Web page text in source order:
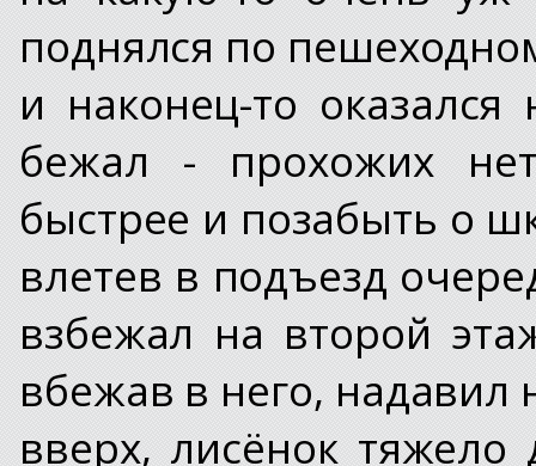
поднялся по
и наконец-то
бежал - прохожих
быстрее и позабыть о
влетев в подъезд
взбежал на второй
вбежав в него, надавил
вверх, лисёнок